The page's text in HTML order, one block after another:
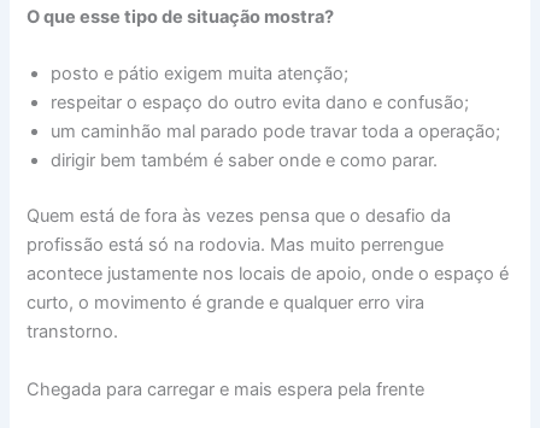
O que esse tipo de situação mostra?
posto e pátio exigem muita atenção;
respeitar o espaço do outro evita dano e confusão;
um caminhão mal parado pode travar toda a operação;
dirigir bem também é saber onde e como parar.
Quem está de fora às vezes pensa que o desafio da
profissão está só na rodovia. Mas muito perrengue
acontece justamente nos locais de apoio, onde o espaço é
curto, o movimento é grande e qualquer erro vira
transtorno.
Chegada para carregar e mais espera pela frente